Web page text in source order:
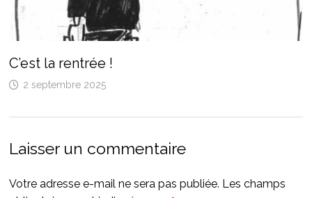
C’est la rentrée !
2 septembre 2025
Laisser un commentaire
Votre adresse e-mail ne sera pas publiée. Les champs